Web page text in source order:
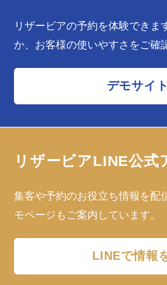
リザービアの予約を体験できま
か、お客様の使いやすさをご確
デモサイ
リザービアLINE公式
集客や予約のお役立ち情報を配
モページもご案内しています。
LINEで情報